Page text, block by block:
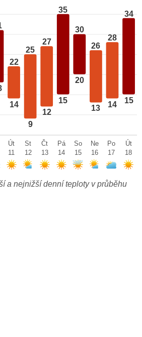
22
14
25
9
27
12
35
15
30
20
26
13
28
14
34
15
Út
11
St
12
Čt
13
Pá
14
So
15
Ne
16
Po
17
Út
18
a nejnižší denní teploty v průběhu